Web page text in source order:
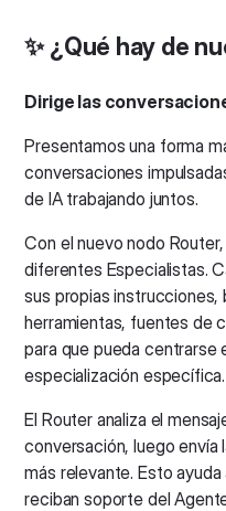
✨ ¿Qué hay de
Dirige las
Presentamos una forma
conversaciones
de IA trabajando juntos.
Con el nuevo nodo
diferentes Especialistas.
sus propias instrucciones,
herramientas, fuentes de
para que pueda centrarse
especialización específica.
El Router analiza el
conversación, luego envía
más relevante. Esto
reciban soporte del